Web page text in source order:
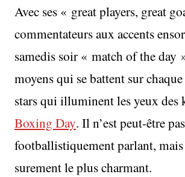
Avec ses « great players, great
commentateurs aux accents
samedis soir « match of the day
moyens qui se battent sur
stars qui illuminent les yeux des
Boxing Day. Il n’est peut-être
footballistiquement parlant, mais
surement le plus charmant.